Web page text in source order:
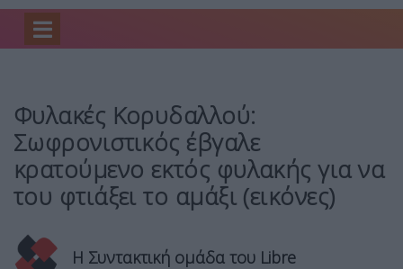
Home
Φυλακές Κορυδαλλού: Σωφρονιστικός…
Φυλακές Κορυδαλλού:
Σωφρονιστικός έβγαλε
κρατούμενο εκτός φυλακής για να
του φτιάξει το αμάξι (εικόνες)
Η Συντακτική ομάδα του Libre